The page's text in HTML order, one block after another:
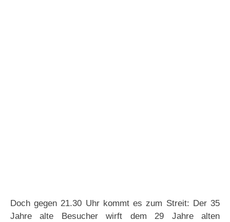
Doch gegen 21.30 Uhr kommt es zum Streit: Der 35
Jahre alte Besucher wirft dem 29 Jahre alten